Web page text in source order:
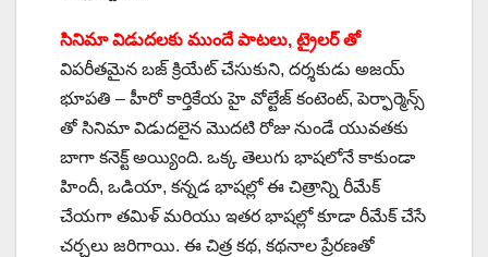
సినిమా విడుదలకు ముందే పాటలు, ట్రైలర్ తో
విపరీతమైన బజ్ క్రియేట్ చేసుకుని, దర్శకుడు అజయ్
భూపతి – హీరో కార్తికేయ హై వోల్టేజ్ కంటెంట్, పెర్ఫార్మెన్స్
తో సినిమా విడుదలైన మొదటి రోజు నుండే యువతకు
బాగా కనెక్ట్ అయ్యింది. ఒక్క తెలుగు భాషలోనే కాకుండా
హిందీ, ఒడియా, కన్నడ భాషల్లో ఈ చిత్రాన్ని రీమేక్
చేయగా తమిళ్ మరియు ఇతర భాషల్లో కూడా రీమేక్ చేసే
చర్చలు జరిగాయి. ఈ చిత్ర కథ, కథనాల ప్రేరణతో